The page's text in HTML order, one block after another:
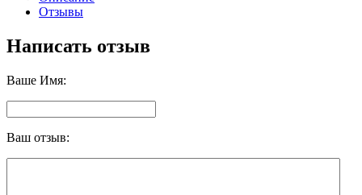
Отзывы
Написать отзыв
Ваше Имя:
Ваш отзыв: